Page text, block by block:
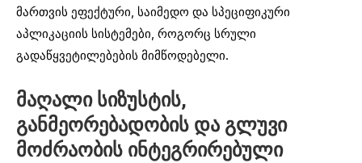
მართვის ეფექტური, საიმედო და სპეციფიკური
აპლიკაციის სისტემები, როგორც სრული
გადაწყვეტილებების მიმწოდებელი.
მაღალი სიზუსტის,
განმეორებადობის და გლუვი
მოძრაობის ინტეგრირებული